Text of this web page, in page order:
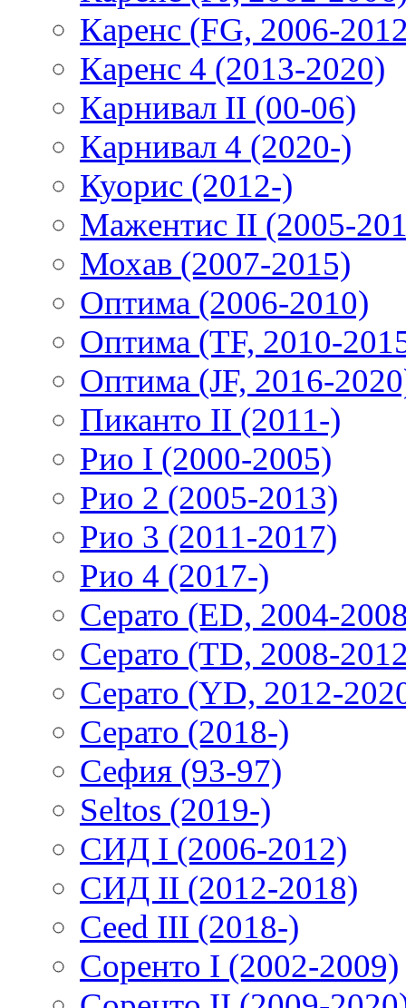
Каренс (FG, 2006-
Каренс 4 (2013-2020)
Карнивал II (00-06)
Карнивал 4 (2020-)
Куорис (2012-)
Мажентис II (2005-
Мохав (2007-2015)
Оптима (2006-2010)
Оптима (TF, 2010-
Оптима (JF, 2016-
Пиканто II (2011-)
Рио I (2000-2005)
Рио 2 (2005-2013)
Рио 3 (2011-2017)
Рио 4 (2017-)
Серато (ED, 2004-
Серато (TD, 2008-
Серато (YD, 2012-
Серато (2018-)
Сефия (93-97)
Seltos (2019-)
СИД I (2006-2012)
СИД II (2012-2018)
Ceed III (2018-)
Соренто I (2002-2009)